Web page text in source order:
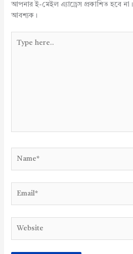
আপনার ই-মেইল এ্যাড্রেস প্রকাশিত হবে না।
আবশ্যক।
here..